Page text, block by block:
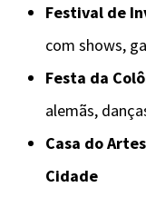
Festival de
com shows,
Festa da
alemãs,
Casa do
Cidade